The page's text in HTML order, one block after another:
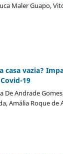
Maler Guapo,
casa vazia?
19
De Andrade
Amália Roque de